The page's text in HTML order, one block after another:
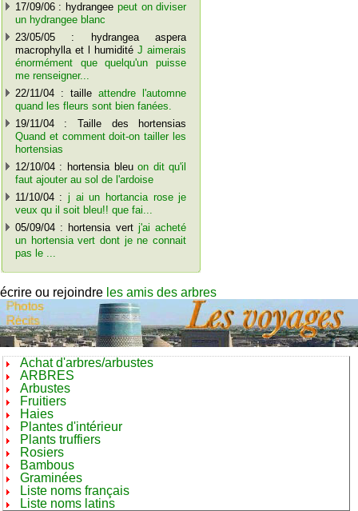
17/09/06 : hydrangee peut on diviser
un hydrangee blanc
23/05/05 : hydrangea aspera
macrophylla et l humiditéJ aimerais
énormément que quelqu'un puisse
me renseigner...
22/11/04 : tailleattendre l'automne
quand les fleurs sont bien fanées.
19/11/04 : Taille des hortensias
Quand et comment doit-on tailler les
hortensias
12/10/04 : hortensia bleuon dit qu'il
faut ajouter au sol de l'ardoise
11/10/04 :j ai un hortancia rose je
veux qu il soit bleu!! que fai...
05/09/04 : hortensia vert j'ai acheté
un hortensia vert dont je ne connait
pas le ...
écrire ou rejoindre les amis des arbres
Achat d'arbres/arbustes
ARBRES
Arbustes
Fruitiers
Haies
Plantes d'intérieur
Plants truffiers
Rosiers
Bambous
Graminées
Liste noms français
Liste noms latins